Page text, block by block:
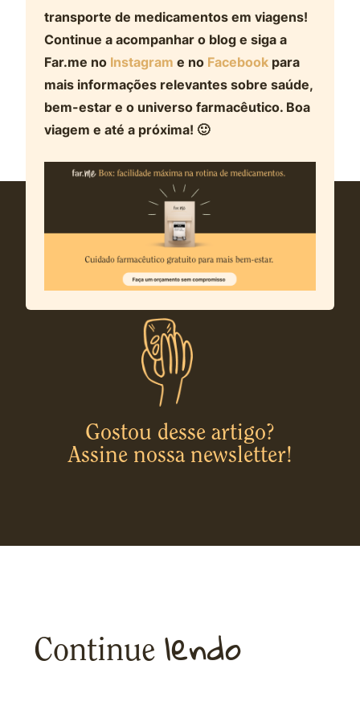
transporte de medicamentos em viagens!
Continue a acompanhar o blog e siga a
Far.me no Instagram e no Facebook para
mais informações relevantes sobre saúde,
bem-estar e o universo farmacêutico. Boa
viagem e até a próxima! 🙂
Gostou desse artigo?
Assine nossa newsletter!
Continue lendo